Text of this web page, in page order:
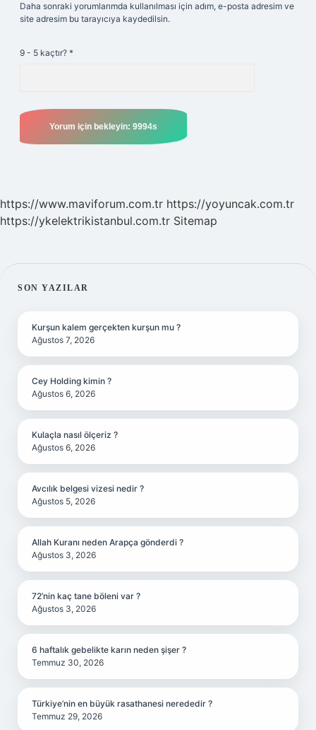
Daha sonraki yorumlarımda kullanılması için adım, e-posta adresim ve
site adresim bu tarayıcıya kaydedilsin.
9 - 5 kaçtır? *
https://www.maviforum.com.tr https://yoyuncak.com.tr
https://ykelektrikistanbul.com.tr Sitemap
SIDEBAR
SON YAZILAR
Kurşun kalem gerçekten kurşun mu ?
Ağustos 7, 2026
Cey Holding kimin ?
Ağustos 6, 2026
Kulaçla nasıl ölçeriz ?
Ağustos 6, 2026
Avcılık belgesi vizesi nedir ?
Ağustos 5, 2026
Allah Kuranı neden Arapça gönderdi ?
Ağustos 3, 2026
72’nin kaç tane böleni var ?
Ağustos 3, 2026
6 haftalık gebelikte karın neden şişer ?
Temmuz 30, 2026
Türkiye’nin en büyük rasathanesi nerededir ?
Temmuz 29, 2026